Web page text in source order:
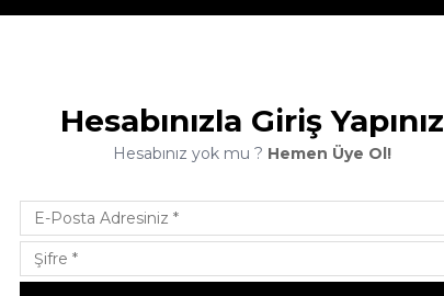
Hesabınızla Giriş Yapınız
Hesabınız yok mu ? Hemen Üye Ol!